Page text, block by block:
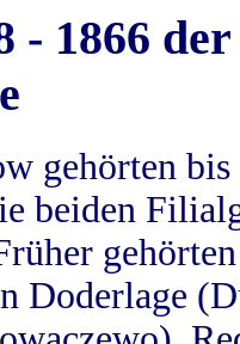
- 1866
gehörten
beiden
Doderlage